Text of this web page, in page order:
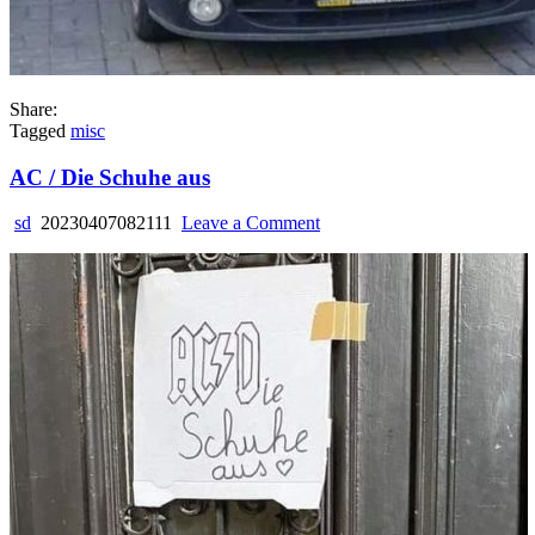
Share:
Tagged misc
AC / Die Schuhe aus
sd 20230407082111 Leave a Commenton
/
Die
Schuhe
aus